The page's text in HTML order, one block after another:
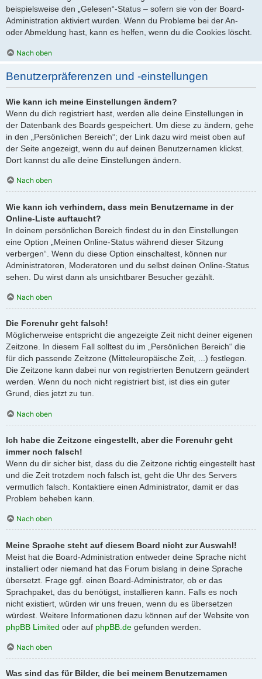
beispielsweise den „Gelesen“-Status – sofern sie von der Board-
Administration aktiviert wurden. Wenn du Probleme bei der An-
oder Abmeldung hast, kann es helfen, wenn du die Cookies löscht.
Nach oben
Benutzerpräferenzen und -einstellungen
Wie kann ich meine Einstellungen ändern?
Wenn du dich registriert hast, werden alle deine Einstellungen in
der Datenbank des Boards gespeichert. Um diese zu ändern, gehe
in den „Persönlichen Bereich“; der Link dazu wird meist oben auf
der Seite angezeigt, wenn du auf deinen Benutzernamen klickst.
Dort kannst du alle deine Einstellungen ändern.
Nach oben
Wie kann ich verhindern, dass mein Benutzername in der
Online-Liste auftaucht?
In deinem persönlichen Bereich findest du in den Einstellungen
eine Option „Meinen Online-Status während dieser Sitzung
verbergen“. Wenn du diese Option einschaltest, können nur
Administratoren, Moderatoren und du selbst deinen Online-Status
sehen. Du wirst dann als unsichtbarer Besucher gezählt.
Nach oben
Die Forenuhr geht falsch!
Möglicherweise entspricht die angezeigte Zeit nicht deiner eigenen
Zeitzone. In diesem Fall solltest du im „Persönlichen Bereich“ die
für dich passende Zeitzone (Mitteleuropäische Zeit, ...) festlegen.
Die Zeitzone kann dabei nur von registrierten Benutzern geändert
werden. Wenn du noch nicht registriert bist, ist dies ein guter
Grund, dies jetzt zu tun.
Nach oben
Ich habe die Zeitzone eingestellt, aber die Forenuhr geht
immer noch falsch!
Wenn du dir sicher bist, dass du die Zeitzone richtig eingestellt hast
und die Zeit trotzdem noch falsch ist, geht die Uhr des Servers
vermutlich falsch. Kontaktiere einen Administrator, damit er das
Problem beheben kann.
Nach oben
Meine Sprache steht auf diesem Board nicht zur Auswahl!
Meist hat die Board-Administration entweder deine Sprache nicht
installiert oder niemand hat das Forum bislang in deine Sprache
übersetzt. Frage ggf. einen Board-Administrator, ob er das
Sprachpaket, das du benötigst, installieren kann. Falls es noch
nicht existiert, würden wir uns freuen, wenn du es übersetzen
würdest. Weitere Informationen dazu können auf der Website von
phpBB Limited oder auf phpBB.de gefunden werden.
Nach oben
Was sind das für Bilder, die bei meinem Benutzernamen